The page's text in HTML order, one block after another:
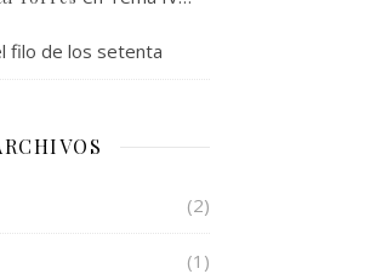
filo de los setenta
(2)
(1)